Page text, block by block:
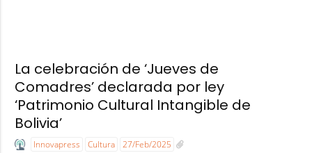
La celebración de ‘Jueves de
Comadres’ declarada por ley
‘Patrimonio Cultural Intangible de
Bolivia’
Innovapress Cultura 27/Feb/2025